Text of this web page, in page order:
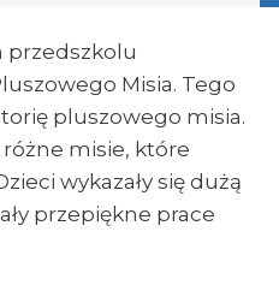
przedszkolu
Misia. Tego
pluszowego misia.
różne misie, które
wykazały się dużą
przepiękne prace